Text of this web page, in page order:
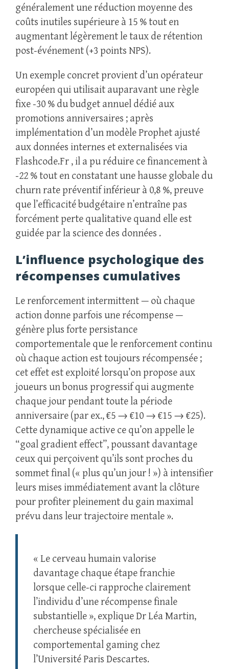
généralement une réduction moyenne des
coûts inutiles supérieure à 15 % tout en
augmentant légèrement le taux de rétention
post‑événement (+3 points NPS).
Un exemple concret provient d’un opérateur
européen qui utilisait auparavant une règle
fixe ‑30 % du budget annuel dédié aux
promotions anniversaires ; après
implémentation d’un modèle Prophet ajusté
aux données internes et externalisées via
Flashcode.Fr , il a pu réduire ce financement à
‑22 % tout en constatant une hausse globale du
churn rate préventif inférieur à 0,8 %, preuve
que l’efficacité budgétaire n’entraîne pas
forcément perte qualitative quand elle est
guidée par la science des données .
L’influence psychologique des
récompenses cumulatives
Le renforcement intermittent — où chaque
action donne parfois une récompense —
génère plus forte persistance
comportementale que le renforcement continu
où chaque action est toujours récompensée ;
cet effet est exploité lorsqu’on propose aux
joueurs un bonus progressif qui augmente
chaque jour pendant toute la période
anniversaire (par ex., €5 → €10 → €15 → €25).
Cette dynamique active ce qu’on appelle le
“goal gradient effect”, poussant davantage
ceux qui perçoivent qu’ils sont proches du
sommet final (« plus qu’un jour ! ») à intensifier
leurs mises immédiatement avant la clôture
pour profiter pleinement du gain maximal
prévu dans leur trajectoire mentale ».
« Le cerveau humain valorise
davantage chaque étape franchie
lorsque celle‑ci rapproche clairement
l’individu d’une récompense finale
substantielle », explique Dr Léa Martin,
chercheuse spécialisée en
comportemental gaming chez
l’Université Paris Descartes.